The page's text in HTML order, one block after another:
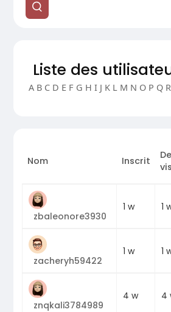
Liste des
A B C D E F G H I J K L M N O P Q R
Nom Inscrit
zbaleonore3930
1 w 1
zacheryh59422
1 w 1
znqkali3784989
4 w 4